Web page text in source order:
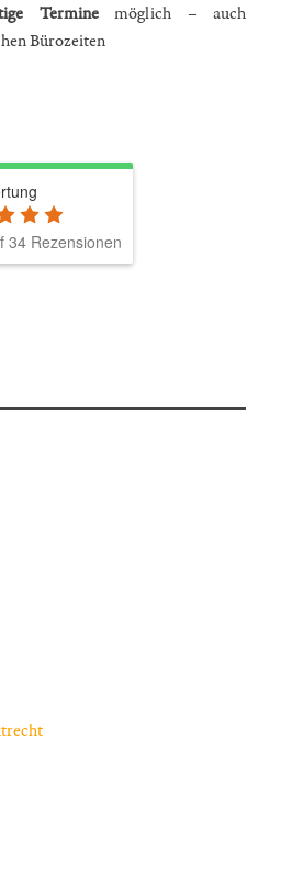
Terminemöglich – auch
Bürozeiten
34 Rezensionen